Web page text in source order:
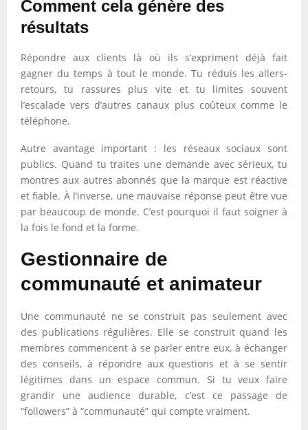
Comment cela génère des
résultats
Répondre aux clients là où ils s’expriment déjà fait
gagner du temps à tout le monde. Tu réduis les allers-
retours, tu rassures plus vite et tu limites souvent
l’escalade vers d’autres canaux plus coûteux comme le
téléphone.
Autre avantage important : les réseaux sociaux sont
publics. Quand tu traites une demande avec sérieux, tu
montres aux autres abonnés que la marque est réactive
et fiable. À l’inverse, une mauvaise réponse peut être vue
par beaucoup de monde. C’est pourquoi il faut soigner à
la fois le fond et la forme.
Gestionnaire de
communauté et animateur
Une communauté ne se construit pas seulement avec
des publications régulières. Elle se construit quand les
membres commencent à se parler entre eux, à échanger
des conseils, à répondre aux questions et à se sentir
légitimes dans un espace commun. Si tu veux faire
grandir une audience durable, c’est ce passage de
“followers” à “communauté” qui compte vraiment.